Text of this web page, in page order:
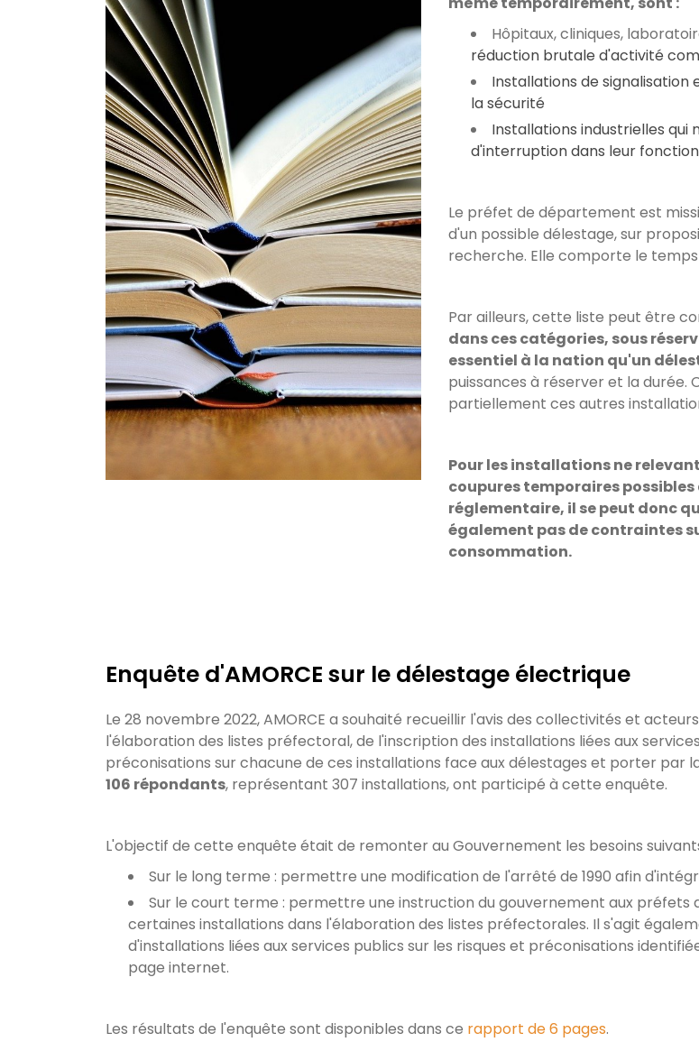
Hôpitaux, cliniques,
réduction brutale d'activité
Installations de signalisation
la sécurité
Installations industrielles qui
d'interruption dans leur
Le préfet de département est
d'un possible délestage, sur
recherche. Elle comporte le
Par ailleurs, cette liste peut être
dans ces catégories, sous
essentiel à la nation qu'un
puissances à réserver et la
partiellement ces autres
Pour les installations ne
coupures temporaires
réglementaire, il se peut donc
également pas de contraintes
consommation.
Enquête d'AMORCE sur le délestage électrique
Le 28 novembre 2022, AMORCE a souhaité recueillir l'avis des collectivités et
l'élaboration des listes préfectoral, de l'inscription des installations liées aux
préconisations sur chacune de ces installations face aux délestages et porter par
106 répondants, représentant 307 installations, ont participé à cette enquête.
L'objectif de cette enquête était de remonter au Gouvernement les besoins
Sur le long terme : permettre une modification de l'arrêté de 1990 afin
Sur le court terme : permettre une instruction du gouvernement aux
certaines installations dans l'élaboration des listes préfectorales. Il s'agit
d'installations liées aux services publics sur les risques et préconisations
page internet.
Les résultats de l'enquête sont disponibles dans ce rapport de 6 pages.